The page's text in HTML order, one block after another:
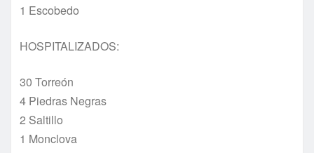
1 Escobedo
HOSPITALIZADOS:
30 Torreón
4 Piedras Negras
2 Saltillo
1 Monclova